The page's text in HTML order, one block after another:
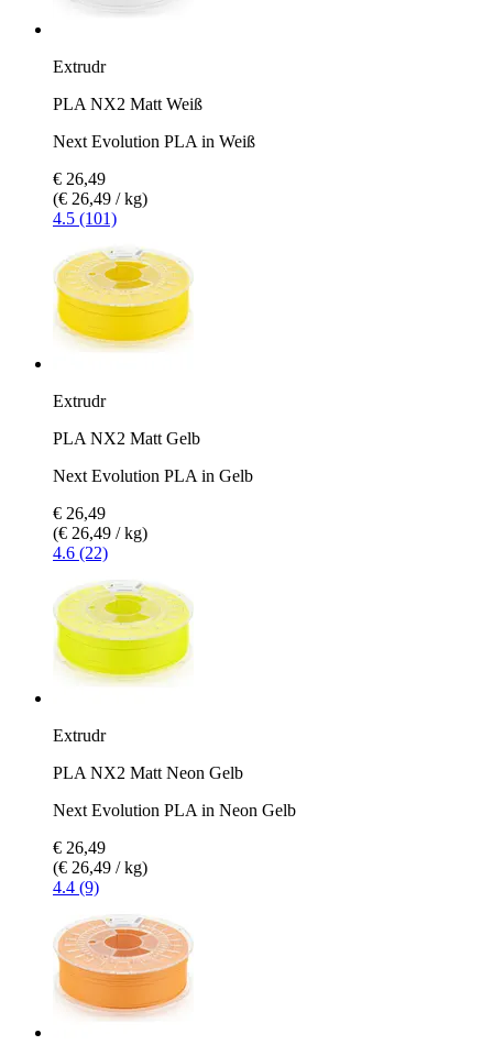
Extrudr
PLA NX2 Matt Weiß
Next Evolution PLA in Weiß
€ 26,49
(€ 26,49 / kg)
4.5 (101)
Extrudr
PLA NX2 Matt Gelb
Next Evolution PLA in Gelb
€ 26,49
(€ 26,49 / kg)
4.6 (22)
Extrudr
PLA NX2 Matt Neon Gelb
Next Evolution PLA in Neon Gelb
€ 26,49
(€ 26,49 / kg)
4.4 (9)